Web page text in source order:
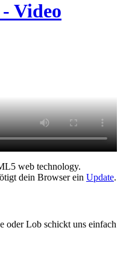
Video
web technology.
dein Browser ein Update.
oder Lob schickt uns einfach